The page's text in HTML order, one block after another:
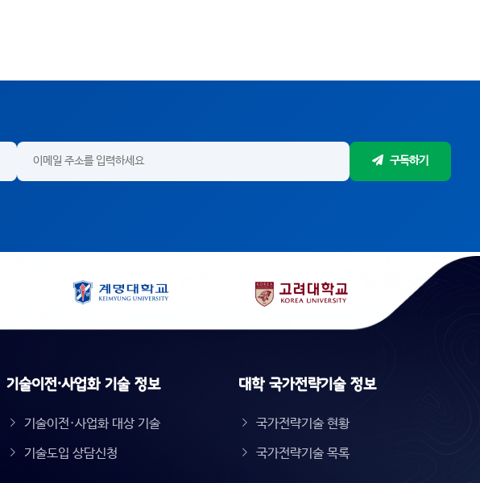
구독하기
기술이전·사업화 기술 정보
기술이전·사업화 대상 기술
기술도입 상담신청
대학 국가전략기술 정보
국가전략기술 현황
국가전략기술 목록